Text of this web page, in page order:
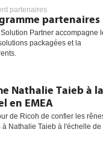
gratuite
partenaires
partenaires
Partner accompagne
packagées et la
Nathalie Taieb à la
en EMEA
de Ricoh de confier les
Nathalie Taieb à l'échelle de